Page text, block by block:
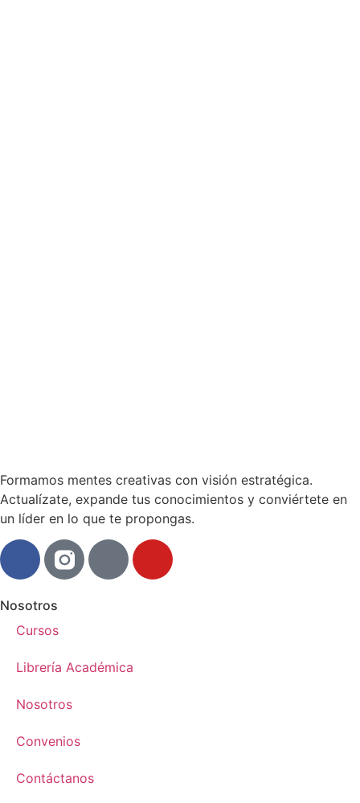
Formamos mentes creativas con visión estratégica.
Actualízate, expande tus conocimientos y conviértete en
un líder en lo que te propongas.
Nosotros
Cursos
Librería Académica
Nosotros
Convenios
Contáctanos